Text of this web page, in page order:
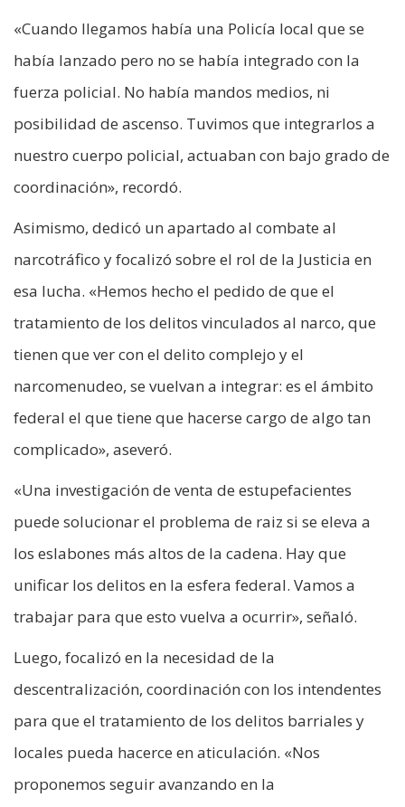
«Cuando llegamos había una Policía local que se
había lanzado pero no se había integrado con la
fuerza policial. No había mandos medios, ni
posibilidad de ascenso. Tuvimos que integrarlos a
nuestro cuerpo policial, actuaban con bajo grado de
coordinación», recordó.
Asimismo, dedicó un apartado al combate al
narcotráfico y focalizó sobre el rol de la Justicia en
esa lucha. «Hemos hecho el pedido de que el
tratamiento de los delitos vinculados al narco, que
tienen que ver con el delito complejo y el
narcomenudeo, se vuelvan a integrar: es el ámbito
federal el que tiene que hacerse cargo de algo tan
complicado», aseveró.
«Una investigación de venta de estupefacientes
puede solucionar el problema de raiz si se eleva a
los eslabones más altos de la cadena. Hay que
unificar los delitos en la esfera federal. Vamos a
trabajar para que esto vuelva a ocurrir», señaló.
Luego, focalizó en la necesidad de la
descentralización, coordinación con los intendentes
para que el tratamiento de los delitos barriales y
locales pueda hacerce en aticulación. «Nos
proponemos seguir avanzando en la